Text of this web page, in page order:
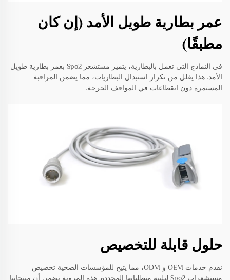
عمر بطارية طويل الأمد (إن كان
مطبقًا)
في النماذج التي تعمل بالبطارية، يتميز مستشعر Spo2 بعمر بطارية طويل
الأمد. هذا يقلل من تكرار استبدال البطاريات، مما يضمن المراقبة
المستمرة دون انقطاعات في المواقف الحرجة.
حلول قابلة للتخصيص
نقدم خدمات OEM و ODM، مما يتيح للمؤسسات الصحية تخصيص
مستشعرات Spo2 لتلبية متطلباتها المحددة. هذه المرونة تضمن أن منتجاتنا